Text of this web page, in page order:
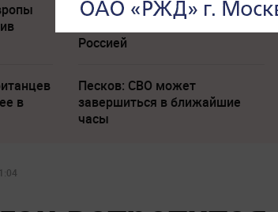
"Придется нанести удар". На
Россией
в
Песков: СВО может
завершиться в ближайшие
часы